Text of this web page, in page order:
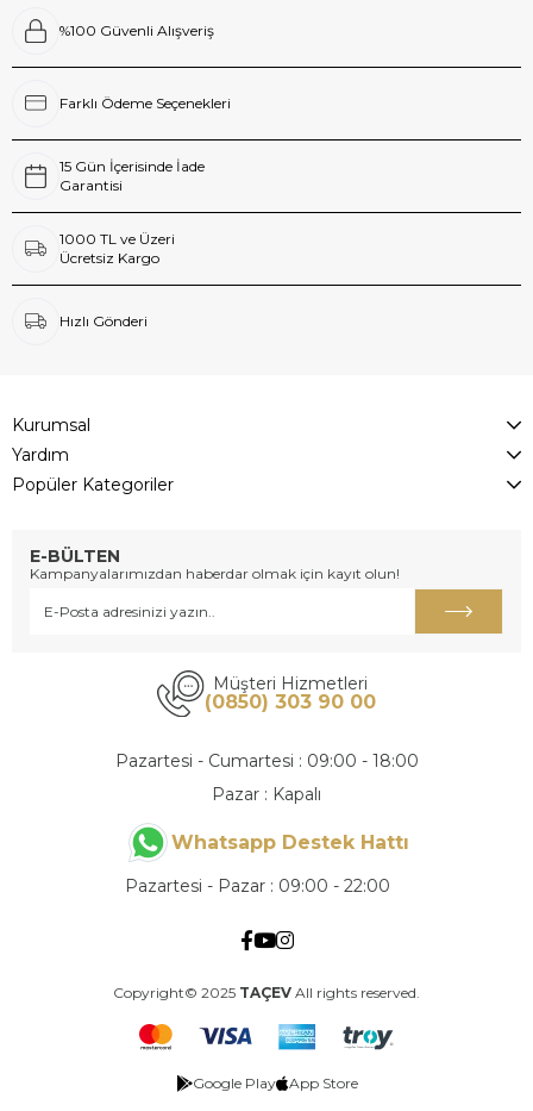
%100 Güvenli Alışveriş
Farklı Ödeme Seçenekleri
15 Gün İçerisinde İade
Garantisi
1000 TL ve Üzeri
Ücretsiz Kargo
Hızlı Gönderi
Kurumsal
Yardım
Popüler Kategoriler
E-BÜLTEN
Kampanyalarımızdan haberdar olmak için kayıt olun!
Müşteri Hizmetleri
(0850) 303 90 00
Pazartesi - Cumartesi : 09:00 - 18:00
Pazar : Kapalı
Whatsapp Destek Hattı
Pazartesi - Pazar : 09:00 - 22:00
Copyright© 2025 TAÇEV All rights reserved.
Google Play App Store